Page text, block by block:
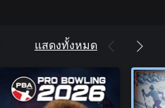
แสดงทั้งหมด